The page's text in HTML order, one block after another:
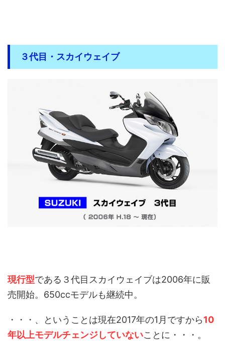
３代目・スカイウェイブ
現行型である３代目スカイウェイブは2006年に販
売開始。650ccモデルも継続中。
・・・、ということは現在2017年の1月ですから10
年以上モデルチェンジしていないことに・・・。